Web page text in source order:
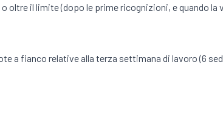
oltre il limite (dopo le prime ricognizioni, e quando
a fianco relative alla terza settimana di lavoro (6